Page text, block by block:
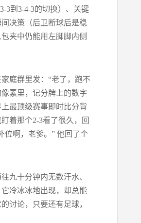
3到3-4-3的切换）、关键
决策（后卫断球后是稳
夹中仍能用左脚脚内侧
庭群里发：“老了，跑不
素里，记分牌上的数字
最顶级赛事即时比分背
着那个2-3看了很久，回
位啊，老爹。” 他回了个
九十分钟内无数汗水、
冷冰冰地出现，却总能
讨论，只要还有足球，